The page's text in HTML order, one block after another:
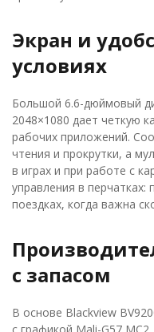
Экран и
условиях
Большой 6.6-дюймовый
2048×1080 дает четкую
рабочих приложений.
чтения и прокрутки, а
в играх и при работе с
управления в перчатках:
поездках, когда важна
с запасом
В основе Blackview